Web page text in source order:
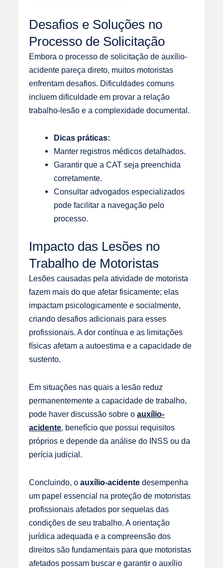
Desafios e Soluções no
Processo de Solicitação
Embora o processo de solicitação de auxílio-
acidente pareça direto, muitos motoristas
enfrentam desafios. Dificuldades comuns
incluem dificuldade em provar a relação
trabalho-lesão e a complexidade documental.
Dicas práticas:
Manter registros médicos detalhados.
Garantir que a CAT seja preenchida
corretamente.
Consultar advogados especializados
pode facilitar a navegação pelo
processo.
Impacto das Lesões no
Trabalho de Motoristas
Lesões causadas pela atividade de motorista
fazem mais do que afetar fisicamente; elas
impactam psicologicamente e socialmente,
criando desafios adicionais para esses
profissionais. A dor contínua e as limitações
físicas afetam a autoestima e a capacidade de
sustento.
Em situações nas quais a lesão reduz
permanentemente a capacidade de trabalho,
pode haver discussão sobre oauxílio-
acidente, benefício que possui requisitos
próprios e depende da análise do INSS ou da
perícia judicial.
Concluindo, oauxílio-acidente desempenha
um papel essencial na proteção de motoristas
profissionais afetados por sequelas das
condições de seu trabalho. A orientação
jurídica adequada e a compreensão dos
direitos são fundamentais para que motoristas
afetados possam buscar e garantir o auxílio